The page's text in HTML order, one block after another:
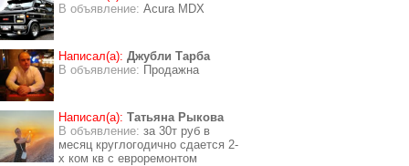
В объявление: Acura MDX
Написал(а): Джубли Тарба
В объявление: Продажна
Написал(а): Татьяна Рыкова
В объявление: за 30т руб в
месяц круглогодично сдается 2-
х ком кв с евроремонтом